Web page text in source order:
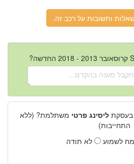
בעסקת ליסינג פרטי משתלמת? (ללא
התחייבות)
לשמוע
לא תודה